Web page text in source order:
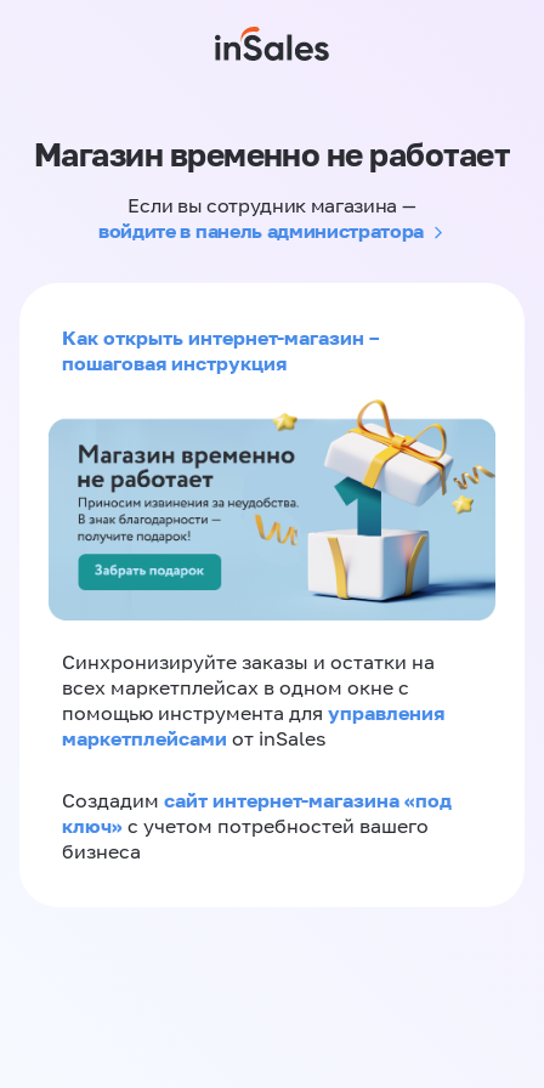
Магазин временно не работает
Если вы сотрудник магазина —
войдите в панель администратора
Как открыть интернет-магазин –
пошаговая инструкция
Синхронизируйте заказы и остатки на
всех маркетплейсах в одном окне с
помощью инструмента для управления
маркетплейсами от inSales
Создадим сайт интернет-магазина «под
ключ» с учетом потребностей вашего
бизнеса